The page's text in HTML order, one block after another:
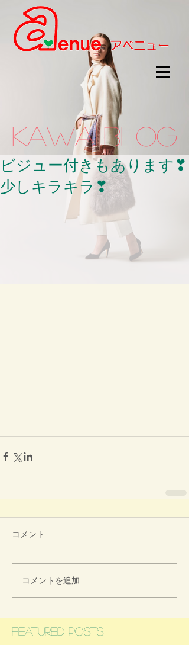
kawaii.BLOG
ビジュー付きもあります❣
少しキラキラ❣
コメント
コメントを追加…
Featured Posts